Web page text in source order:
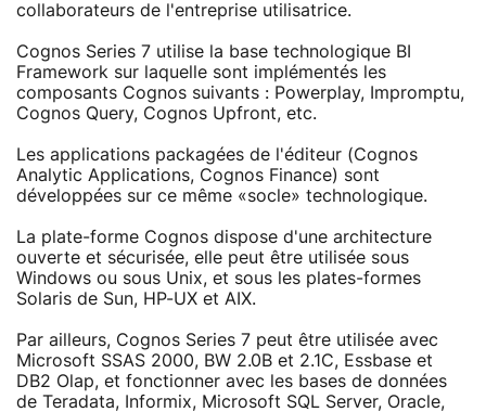
collaborateurs de l'entreprise utilisatrice.
Cognos Series 7 utilise la base technologique BI
Framework sur laquelle sont implémentés les
composants Cognos suivants : Powerplay, Impromptu,
Cognos Query, Cognos Upfront, etc.
Les applications packagées de l'éditeur (Cognos
Analytic Applications, Cognos Finance) sont
développées sur ce même «socle» technologique.
La plate-forme Cognos dispose d'une architecture
ouverte et sécurisée, elle peut être utilisée sous
Windows ou sous Unix, et sous les plates-formes
Solaris de Sun, HP-UX et AIX.
Par ailleurs, Cognos Series 7 peut être utilisée avec
Microsoft SSAS 2000, BW 2.0B et 2.1C, Essbase et
DB2 Olap, et fonctionner avec les bases de données
de Teradata, Informix, Microsoft SQL Server, Oracle,